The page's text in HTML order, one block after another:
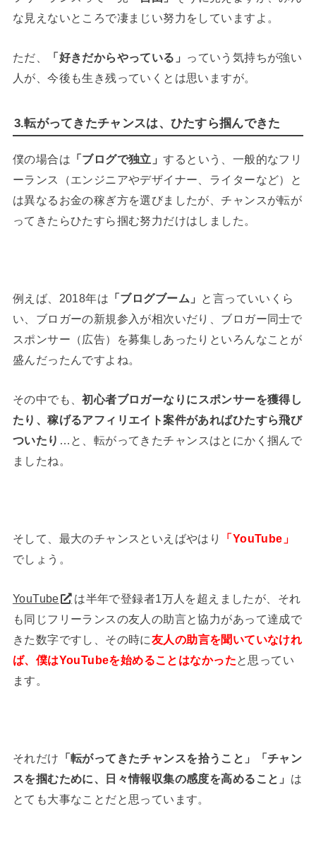
な見えないところで凄まじい努力をしていますよ。
ただ、 「好きだからやっている」
っていう気持ちが強い
人が、今後も生き残っていくとは思いますが。
3.転がってきたチャンスは、ひたすら掴んできた
僕の場合は 「ブログで独立」するという、一般的なフリ
ーランス（エンジニアやデザイナー、ライターなど）と
は異なるお金の稼ぎ方を選びましたが、チャンスが転が
ってきたらひたすら掴む努力だけはしました。
例えば、2018年は 「ブログブーム」 と言っていいくら
い、ブロガーの新規参入が相次いだり、ブロガー同士で
スポンサー（広告）を募集しあったりといろんなことが
盛んだったんですよね。
その中でも、初心者ブロガーなりにスポンサーを獲得し
たり、稼げるアフィリエイト案件があればひたすら飛び
ついたり …と、転がってきたチャンスはとにかく掴んで
ましたね。
そして、最大のチャンスといえばやはり
「YouTube」
でしょう。
YouTube
は半年で登録者1万人を超えましたが、それ
も同じフリーランスの友人の助言と協力があって達成で
きた数字ですし、その時に友人の助言を聞いていなけれ
ば、僕はYouTubeを始めることはなかったと思ってい
ます。
それだけ 「転がってきたチャンスを拾うこと」「チャン
スを掴むために、日々情報収集の感度を高めること」 は
とても大事なことだと思っています。